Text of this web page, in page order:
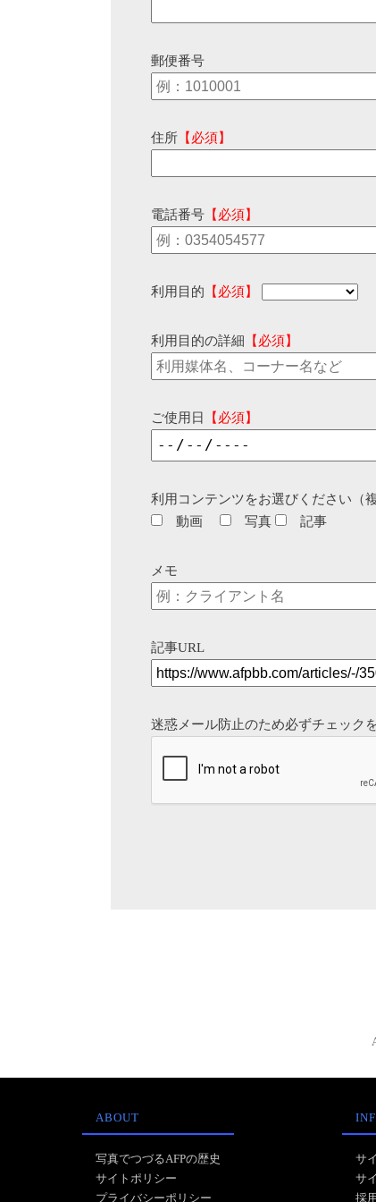
郵便番号
住所 【必須】
電話番号 【必須】
利用目的 【必須】
利用目的の詳細 【必須】
ご使用日 【必須】
利用コンテンツをお選びください（複
動画
写真 記事
メモ
記事URL
迷惑メール防止のため必ずチェック
ABOUT
写真でつづるAFPの歴史
サイトポリシー
プライバシーポリシー
サ
サ
採